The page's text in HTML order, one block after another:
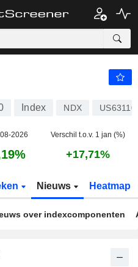
Index NDX
2026 Verschil t.o.v. 1 jan (%)
+17,71%
Nieuws Heatmap
over indexcomponenten